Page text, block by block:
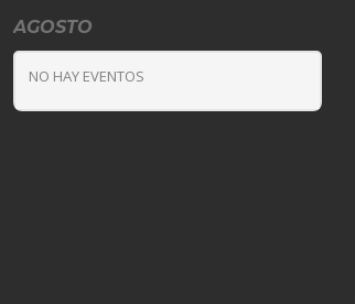
AGOSTO
NO HAY EVENTOS